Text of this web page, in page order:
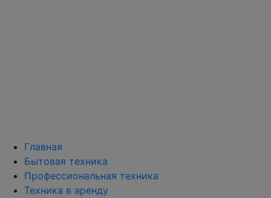
Главная
Бытовая техника
Профессиональная техника
Техника в аренду